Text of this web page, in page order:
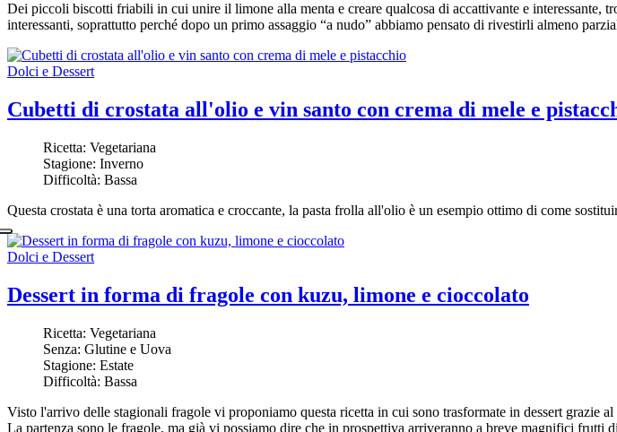
Dei piccoli biscotti friabili in cui unire il limone alla menta e creare qualcosa di accattivante e interessante,
interessanti, soprattutto perché dopo un primo assaggio “a nudo” abbiamo pensato di rivestirli almeno
Dolci e Dessert
Cubetti di crostata all'olio e vin santo con crema di mele e
Ricetta: Vegetariana
Stagione: Inverno
Difficoltà: Bassa
Questa crostata è una torta aromatica e croccante, la pasta frolla all'olio è un esempio ottimo di come
Dolci e Dessert
Dessert in forma di fragole con kuzu, limone e cioccolato
Ricetta: Vegetariana
Senza: Glutine e Uova
Stagione: Estate
Difficoltà: Bassa
Visto l'arrivo delle stagionali fragole vi proponiamo questa ricetta in cui sono trasformate in dessert grazie
La partenza sono le fragole, ma già vi possiamo dire che in prospettiva arriveranno a breve magnifici frutti